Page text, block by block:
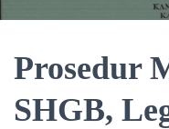
Prosedur
SHGB,